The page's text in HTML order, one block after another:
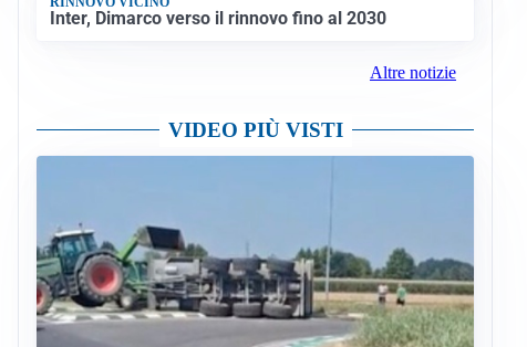
Inter, Dimarco verso il rinnovo fino al 2030
Altre notizie
VIDEO PIÙ VISTI